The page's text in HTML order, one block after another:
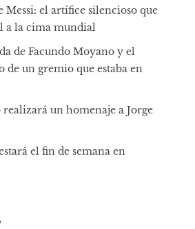
Messi: el artífice silencioso que
a la cima mundial
de Facundo Moyano y el
de un gremio que estaba en
un homenaje a Jorge
el fin de semana en